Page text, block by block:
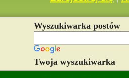
Wyszukiwarka postów
Twoja wyszukiwarka